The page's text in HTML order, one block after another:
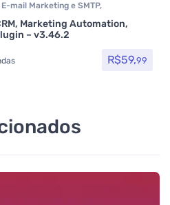
E-mail Marketing e SMTP,
, Social Media Plugins
Todos os
Marketing Automation,
– v3.46.2
R$59,99